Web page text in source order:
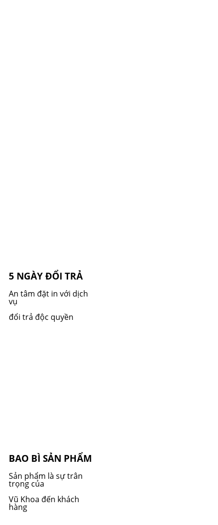
5 NGÀY ĐỔI TRẢ
An tâm đặt in với dịch
vụ
đổi trả độc quyền
BAO BÌ SẢN PHẨM
Sản phẩm là sự trân
trọng của
Vũ Khoa đến khách
hàng